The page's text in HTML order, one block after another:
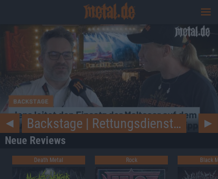
Wisdom Tooth Festival 2026
◄ ►
Neue Reviews
Death Metal Rock Black